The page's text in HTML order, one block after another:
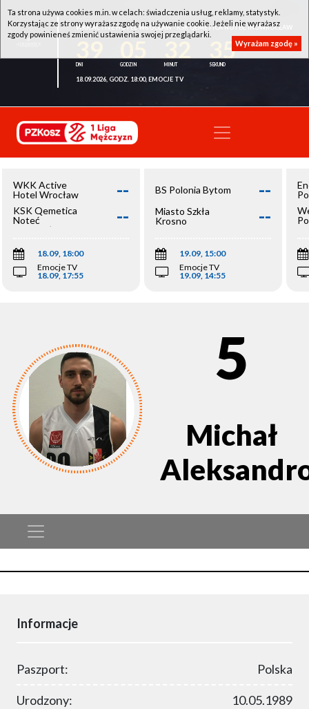
WKK ACTIVE HOTEL WROCŁAW - KSK QEMETICA NOTEĆ INOWROCŁAW
35
18.09.2026, GODZ. 18:00, EMOCJE TV
WKK Active
Hotel Wrocław
--
KSK Qemetica
Noteć
Inowrocław
--
18.09, 18:00
Emocje TV
18.09, 17:55
BS Polonia Bytom --
Miasto Szkła
Krosno
--
19.09, 15:00
Emocje TV
19.09, 14:55
5
Michał
Informacje
Paszport: Polska
Urodzony: 10.05.1989
Ta strona używa cookies m.in. w celach: świadczenia usług, reklamy, statystyk.
Korzystając ze strony wyrażasz zgodę na używanie cookie. Jeżeli nie wyrażasz
zgody powinieneś zmienić ustawienia swojej przeglądarki.
Wyrażam zgodę »